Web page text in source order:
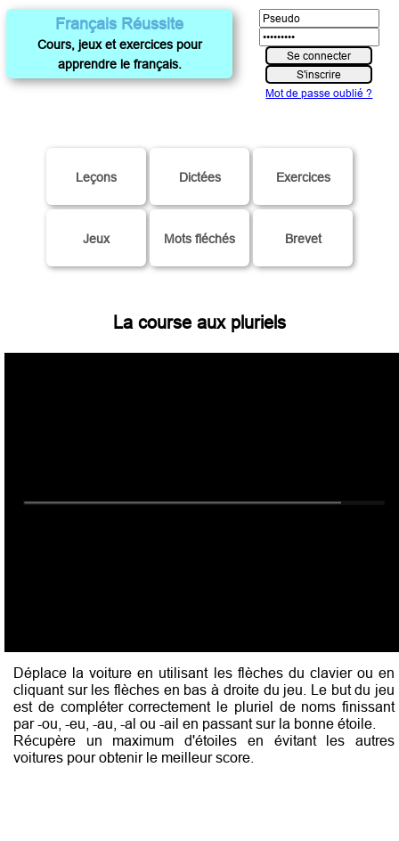
Français Réussite
Cours, jeux et exercices pour
apprendre le français.
Mot de passe oublié ?
Leçons Dictées Exercices
Jeux Mots fléchés Brevet
La course aux pluriels
Déplace la voiture en utilisant les flèches du clavier ou en
cliquant sur les flèches en bas à droite du jeu. Le but du jeu
est de compléter correctement le pluriel de noms finissant
par -ou, -eu, -au, -al ou -ail en passant sur la bonne étoile.
Récupère un maximum d'étoiles en évitant les autres
voitures pour obtenir le meilleur score.